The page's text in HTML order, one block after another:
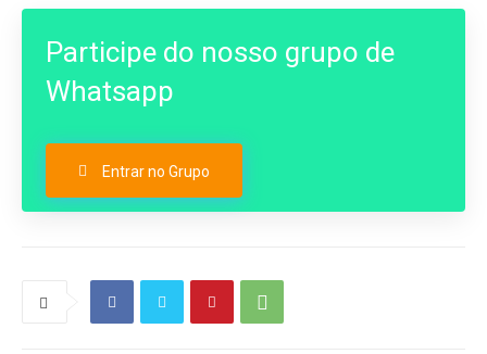
Participe do nosso grupo de
Whatsapp
Entrar no Grupo